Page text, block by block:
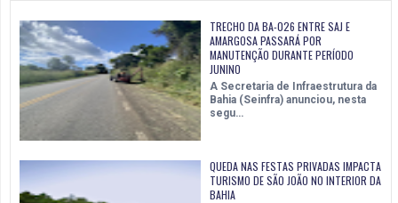
TRECHO DA BA-026 ENTRE SAJ E
AMARGOSA PASSARÁ POR
MANUTENÇÃO DURANTE PERÍODO
JUNINO
A Secretaria de Infraestrutura da
Bahia (Seinfra) anunciou, nesta
segu…
QUEDA NAS FESTAS PRIVADAS IMPACTA
TURISMO DE SÃO JOÃO NO INTERIOR DA
BAHIA